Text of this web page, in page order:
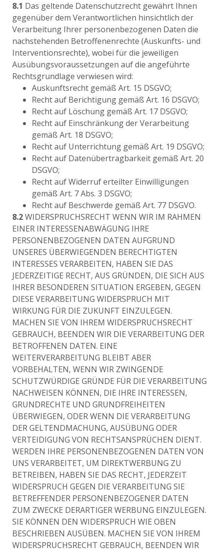
8.1 Das geltende Datenschutzrecht gewährt Ihnen
gegenüber dem Verantwortlichen hinsichtlich der
Verarbeitung Ihrer personenbezogenen Daten die
nachstehenden Betroffenenrechte (Auskunfts- und
Interventionsrechte), wobei für die jeweiligen
Ausübungsvoraussetzungen auf die angeführte
Rechtsgrundlage verwiesen wird:
Auskunftsrecht gemäß Art. 15 DSGVO;
Recht auf Berichtigung gemäß Art. 16 DSGVO;
Recht auf Löschung gemäß Art. 17 DSGVO;
Recht auf Einschränkung der Verarbeitung
gemäß Art. 18 DSGVO;
Recht auf Unterrichtung gemäß Art. 19 DSGVO;
Recht auf Datenübertragbarkeit gemäß Art. 20
DSGVO;
Recht auf Widerruf erteilter Einwilligungen
gemäß Art. 7 Abs. 3 DSGVO;
Recht auf Beschwerde gemäß Art. 77 DSGVO.
8.2WIDERSPRUCHSRECHT WENN WIR IM RAHMEN
EINER INTERESSENABWÄGUNG IHRE
PERSONENBEZOGENEN DATEN AUFGRUND
UNSERES ÜBERWIEGENDEN BERECHTIGTEN
INTERESSES VERARBEITEN, HABEN SIE DAS
JEDERZEITIGE RECHT, AUS GRÜNDEN, DIE SICH AUS
IHRER BESONDEREN SITUATION ERGEBEN, GEGEN
DIESE VERARBEITUNG WIDERSPRUCH MIT
WIRKUNG FÜR DIE ZUKUNFT EINZULEGEN.
MACHEN SIE VON IHREM WIDERSPRUCHSRECHT
GEBRAUCH, BEENDEN WIR DIE VERARBEITUNG DER
BETROFFENEN DATEN. EINE
WEITERVERARBEITUNG BLEIBT ABER
VORBEHALTEN, WENN WIR ZWINGENDE
SCHUTZWÜRDIGE GRÜNDE FÜR DIE VERARBEITUNG
NACHWEISEN KÖNNEN, DIE IHRE INTERESSEN,
GRUNDRECHTE UND GRUNDFREIHEITEN
ÜBERWIEGEN, ODER WENN DIE VERARBEITUNG
DER GELTENDMACHUNG, AUSÜBUNG ODER
VERTEIDIGUNG VON RECHTSANSPRÜCHEN DIENT.
WERDEN IHRE PERSONENBEZOGENEN DATEN VON
UNS VERARBEITET, UM DIREKTWERBUNG ZU
BETREIBEN, HABEN SIE DAS RECHT, JEDERZEIT
WIDERSPRUCH GEGEN DIE VERARBEITUNG SIE
BETREFFENDER PERSONENBEZOGENER DATEN
ZUM ZWECKE DERARTIGER WERBUNG EINZULEGEN.
SIE KÖNNEN DEN WIDERSPRUCH WIE OBEN
BESCHRIEBEN AUSÜBEN. MACHEN SIE VON IHREM
WIDERSPRUCHSRECHT GEBRAUCH, BEENDEN WIR